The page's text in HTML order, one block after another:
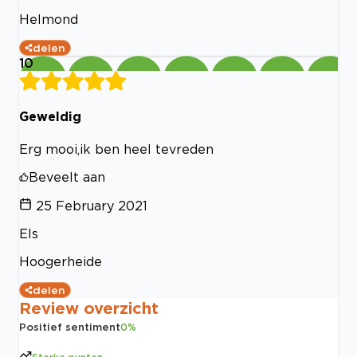
Helmond
delen
10
Geweldig
Erg mooi,ik ben heel tevreden
Beveelt aan
25 February 2021
Els
Hoogerheide
delen
Review overzicht
Positief sentiment0%